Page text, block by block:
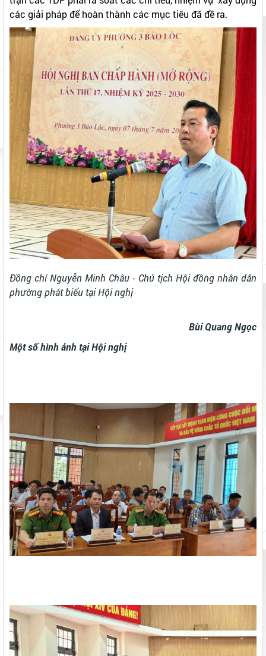
các giải pháp để hoàn thành các mục tiêu đã đề ra.
Đồng chí Nguyễn Minh Châu - Chủ tịch Hội đồng nhân dân
phường phát biểu tại Hội nghị
Bùi Quang Ngọc
Một số hình ảnh tại Hội nghị